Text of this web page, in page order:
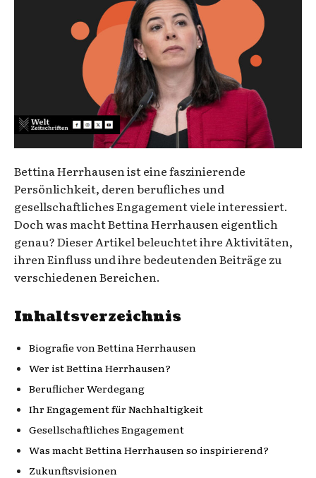
Bettina Herrhausen ist eine faszinierende
Persönlichkeit, deren berufliches und
gesellschaftliches Engagement viele interessiert.
Doch was macht Bettina Herrhausen eigentlich
genau? Dieser Artikel beleuchtet ihre Aktivitäten,
ihren Einfluss und ihre bedeutenden Beiträge zu
verschiedenen Bereichen.
Inhaltsverzeichnis
Biografie von Bettina Herrhausen
Wer ist Bettina Herrhausen?
Beruflicher Werdegang
Ihr Engagement für Nachhaltigkeit
Gesellschaftliches Engagement
Was macht Bettina Herrhausen so inspirierend?
Zukunftsvisionen